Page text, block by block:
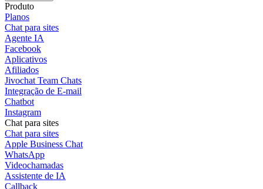
Produto
Planos
Chat para sites
Agente IA
Facebook
Aplicativos
Afiliados
Jivochat Team Chats
Integração de E-mail
Chatbot
Instagram
Chat para sites
Chat para sites
Apple Business Chat
WhatsApp
Videochamadas
Assistente de IA
Callback